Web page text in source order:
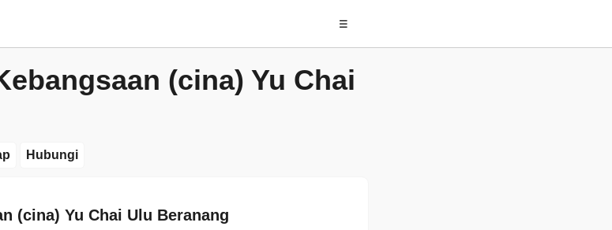
☰
(cina) Yu Chai
Hubungi
(cina) Yu Chai Ulu Beranang